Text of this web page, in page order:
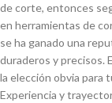
de corte, entonces
en herramientas de
se ha ganado una
duraderos y precisos.
la elección obvia para
Experiencia y